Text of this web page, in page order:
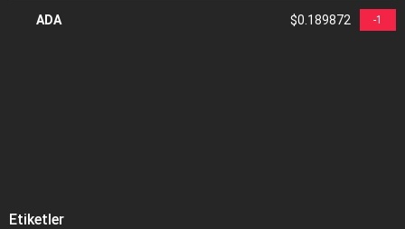
ADA $0.189872 -1
Etiketler